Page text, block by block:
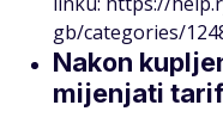
gb/categories/
Nakon
mijenjati